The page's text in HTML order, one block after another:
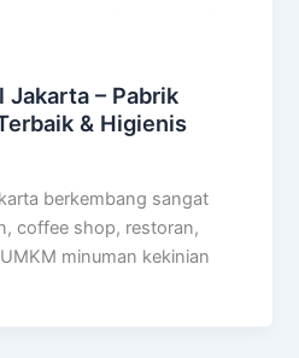
Jakarta – Pabrik
& Higienis
berkembang sangat
coffee shop, restoran,
minuman kekinian